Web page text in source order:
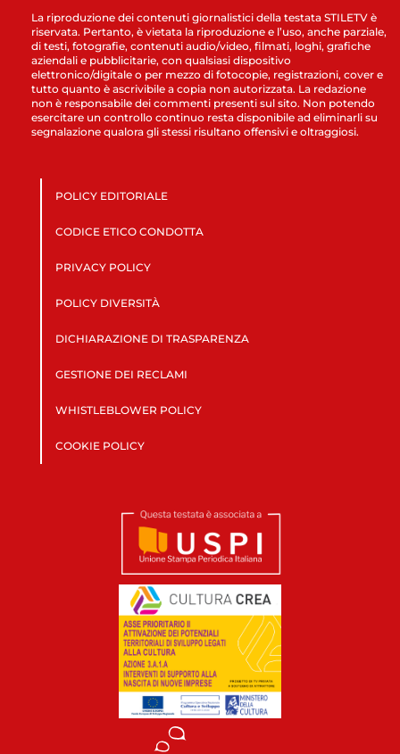
La riproduzione dei contenuti giornalistici della testata STILETV è
riservata. Pertanto, è vietata la riproduzione e l’uso, anche parziale,
di testi, fotografie, contenuti audio/video, filmati, loghi, grafiche
aziendali e pubblicitarie, con qualsiasi dispositivo
elettronico/digitale o per mezzo di fotocopie, registrazioni, cover e
tutto quanto è ascrivibile a copia non autorizzata. La redazione
non è responsabile dei commenti presenti sul sito. Non potendo
esercitare un controllo continuo resta disponibile ad eliminarli su
segnalazione qualora gli stessi risultano offensivi e oltraggiosi.
POLICY EDITORIALE
CODICE ETICO CONDOTTA
PRIVACY POLICY
POLICY DIVERSITÀ
DICHIARAZIONE DI TRASPARENZA
GESTIONE DEI RECLAMI
WHISTLEBLOWER POLICY
COOKIE POLICY